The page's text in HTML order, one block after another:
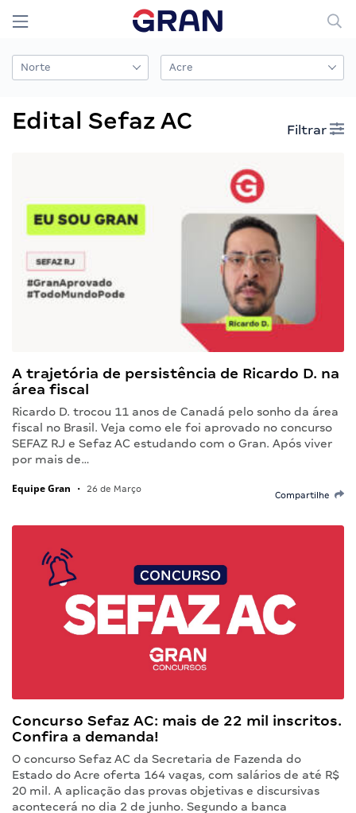
Edital Sefaz AC Filtrar
A trajetória de persistência de Ricardo D. na
área fiscal
Ricardo D. trocou 11 anos de Canadá pelo sonho da área
fiscal no Brasil. Veja como ele foi aprovado no concurso
SEFAZ RJ e Sefaz AC estudando com o Gran. Após viver
por mais de…
Equipe Gran • 26 de Março
Compartilhe
Concurso Sefaz AC: mais de 22 mil inscritos.
Confira a demanda!
O concurso Sefaz AC da Secretaria de Fazenda do
Estado do Acre oferta 164 vagas, com salários de até R$
20 mil. A aplicação das provas objetivas e discursivas
acontecerá no dia 2 de junho. Segundo a banca